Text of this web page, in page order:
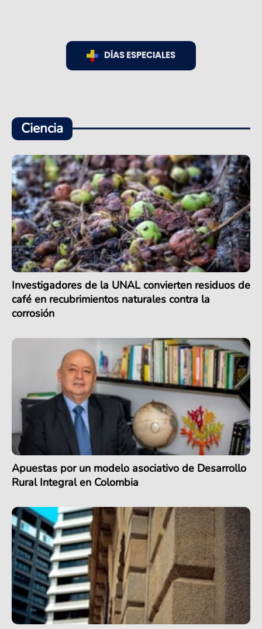
DÍAS ESPECIALES
Ciencia
Investigadores de la UNAL convierten residuos de
café en recubrimientos naturales contra la
corrosión
Apuestas por un modelo asociativo de Desarrollo
Rural Integral en Colombia